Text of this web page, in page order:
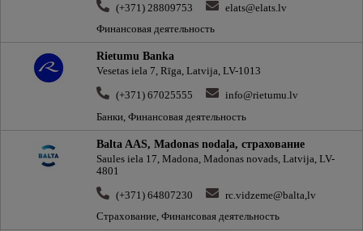
(+371) 28809753
elats@elats.lv
Финансовая деятельность
Rietumu Banka
Vesetas iela 7, Rīga, Latvija, LV-1013
(+371) 67025555
info@rietumu.lv
Банки, Финансовая деятельность
Balta AAS, Madonas nodaļa, cтрахование
Saules iela 17, Madona, Madonas novads, Latvija, LV-
4801
(+371) 64807230
rc.vidzeme@balta,lv
Страхование, Финансовая деятельность